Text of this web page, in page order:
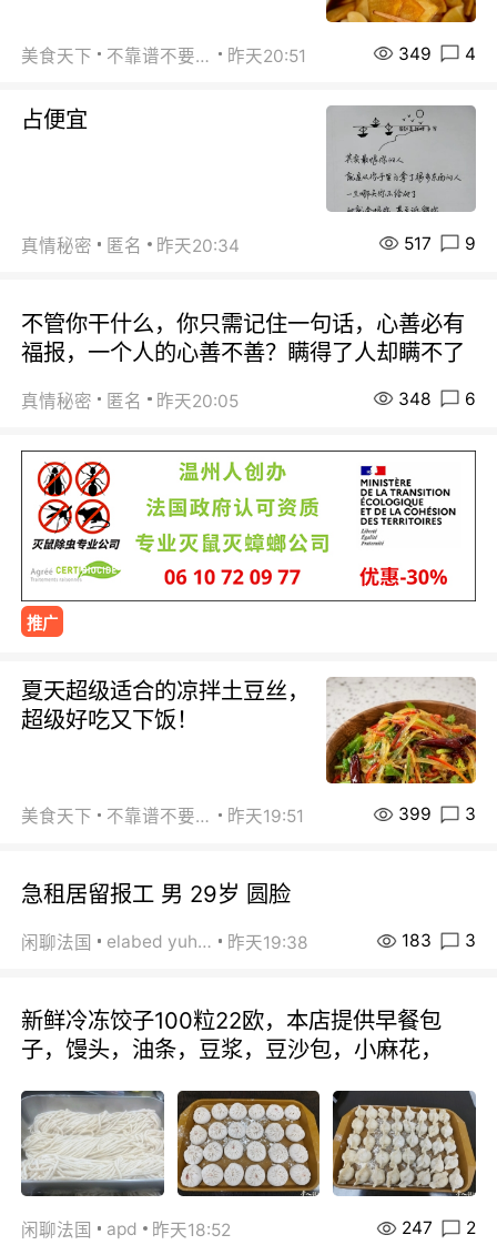
美食天下 不靠谱不要联系 昨天20:51 349 4
占便宜
真情秘密 匿名 昨天20:34 517 9
不管你干什么，你只需记住一句话，心善必有
福报，一个人的心善不善？瞒得了人却瞒不了
真情秘密 匿名 昨天20:05 348 6
推广
夏天超级适合的凉拌土豆丝，
超级好吃又下饭！
美食天下 不靠谱不要联系 昨天19:51 399 3
急租居留报工 男 29岁 圆脸
闲聊法国 elabed yuhua 昨天19:38 183 3
新鲜冷冻饺子100粒22欧，本店提供早餐包
子，馒头，油条，豆浆，豆沙包，小麻花，
闲聊法国 apd 昨天18:52 247 2